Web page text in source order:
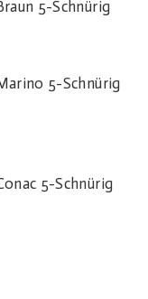
5-Schnürig
5-Schnürig
5-Schnürig